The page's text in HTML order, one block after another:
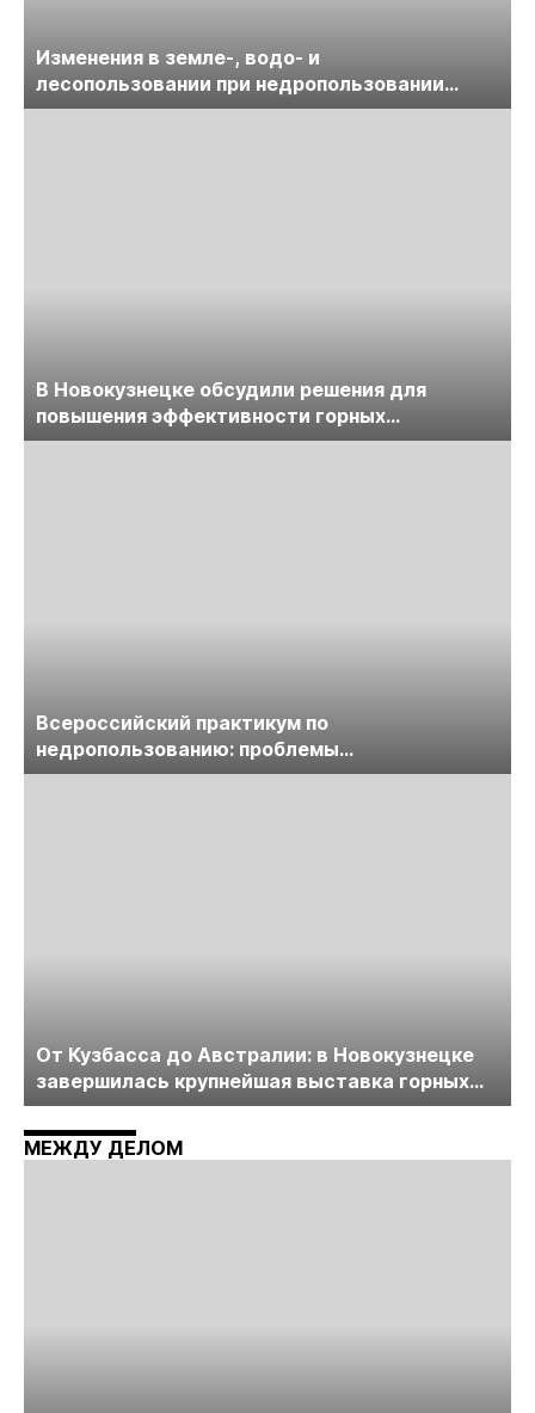
Изменения в земле-, водо- и
лесопользовании при недропользовании
обсудят на семинаре «ПравоТЭК»
В Новокузнецке обсудили решения для
повышения эффективности горных
предприятий
Всероссийский практикум по
недропользованию: проблемы
лицензирования, цифровизации, экспертизы
От Кузбасса до Австралии: в Новокузнецке
завершилась крупнейшая выставка горных
технологий «Недра России. Уголь России и
Майнинг»
МЕЖДУ ДЕЛОМ